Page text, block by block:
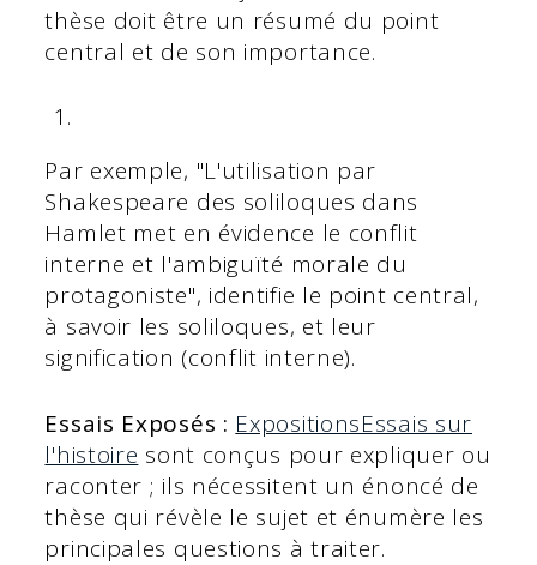
thèse doit être un résumé du point
central et de son importance.
Par exemple, "L'utilisation par
Shakespeare des soliloques dans
Hamlet met en évidence le conflit
interne et l'ambiguïté morale du
protagoniste", identifie le point central,
à savoir les soliloques, et leur
signification (conflit interne).
Essais Exposés : ExpositionsEssais sur
l'histoire sont conçus pour expliquer ou
raconter ; ils nécessitent un énoncé de
thèse qui révèle le sujet et énumère les
principales questions à traiter.